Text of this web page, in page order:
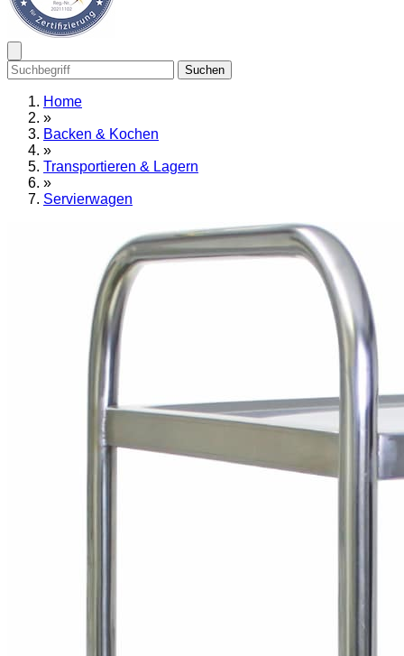
Suchen
Home
»
Backen & Kochen
»
Transportieren & Lagern
»
Servierwagen